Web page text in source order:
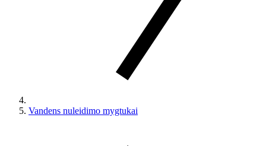
Vandens nuleidimo mygtukai